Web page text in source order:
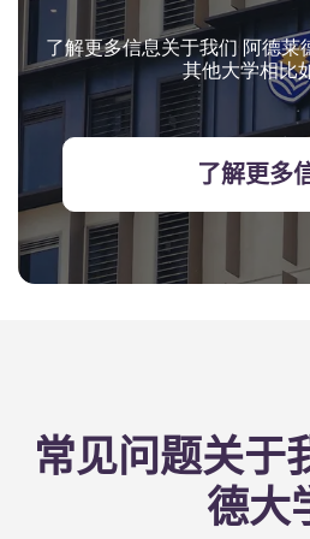
了解更多信息关于我们 阿德莱
其他大学相比
了解更多
常见问题关于
德大